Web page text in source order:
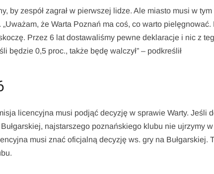
by zespół zagrał w pierwszej lidze. Ale miasto musi w tym
że Warta Poznań ma coś, co warto pielęgnować.
Przez 6 lat dostawaliśmy pewne deklaracje i nic z
będzie 0,5 proc., także będę walczył” – podkreślił
licencyjna musi podjąć decyzję w sprawie Warty. Jeśli
najstarszego poznańskiego klubu nie ujrzymy w
musi znać oficjalną decyzję ws. gry na Bułgarskiej.